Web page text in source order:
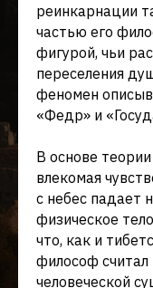
реинкарнации
частью его
фигурой, чьи
переселения
феномен
«Федр» и
В основе
влекомая
с небес падает
физическое
что, как и
философ
человеческой